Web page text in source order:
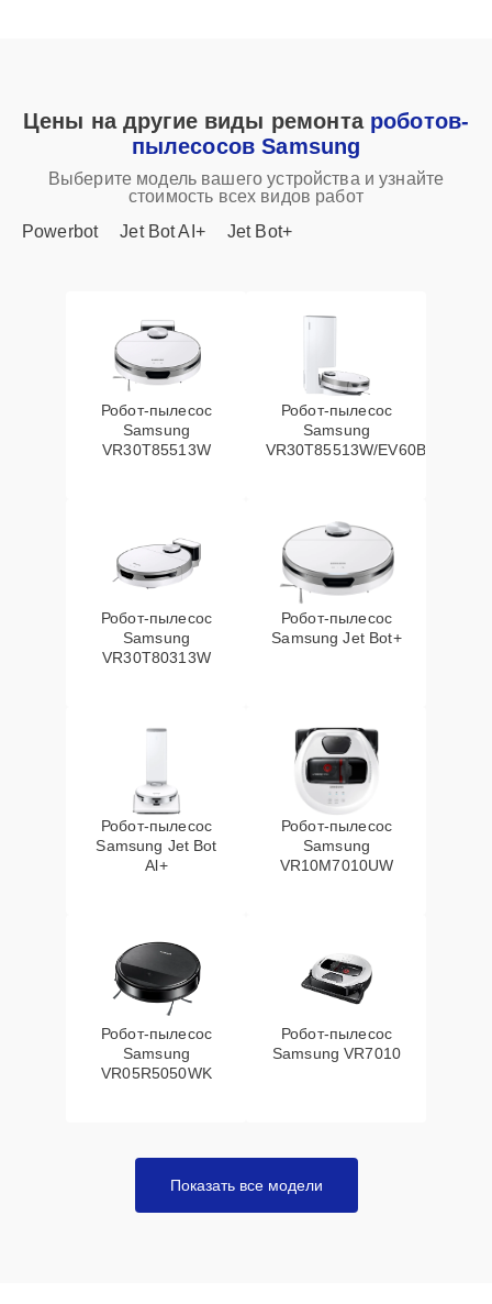
Цены на другие виды ремонта роботов-
пылесосов Samsung
Выберите модель вашего устройства и узнайте
стоимость всех видов работ
Powerbot
Jet Bot AI+ Jet Bot+
Робот-пылесос
Samsung
VR30T85513W
Робот-пылесос
Samsung
VR30T85513W/EV60Вт
Робот-пылесос
Samsung
VR30T80313W
Робот-пылесос
Samsung Jet Bot+
Робот-пылесос
Samsung Jet Bot
Al+
Робот-пылесос
Samsung
VR10M7010UW
Робот-пылесос
Samsung
VR05R5050WK
Робот-пылесос
Samsung VR7010
Показать все модели